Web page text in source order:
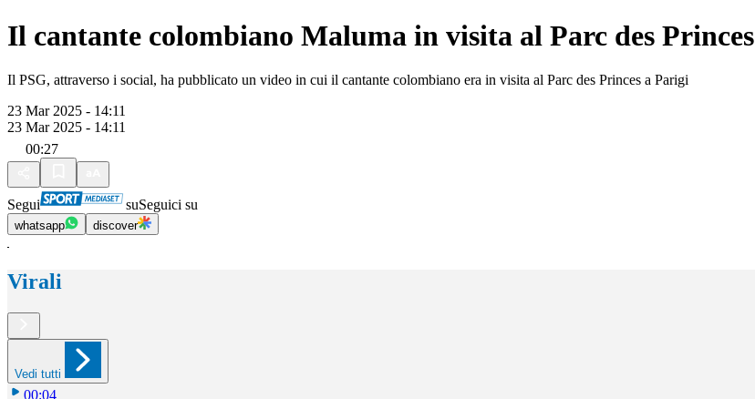
Il cantante colombiano Maluma in visita al Parc des Princes
Il PSG, attraverso i social, ha pubblicato un video in cui il cantante colombiano era in visita al Parc des Princes a Parigi
23 Mar 2025 - 14:11
23 Mar 2025 - 14:11
00:27
Segui suSeguici su
whatsapp discover
Virali
Vedi tutti
00:04